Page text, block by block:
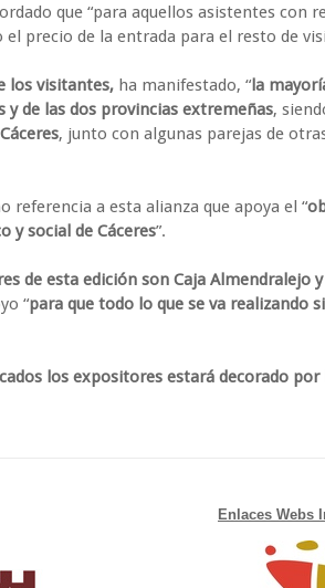
que “para aquellos asistentes con
precio de la entrada para el resto de
los visitantes, ha manifestado, “la
de las dos provincias extremeñas,
, junto con algunas parejas de
referencia a esta alianza que apoya el “
y social de Cáceres”.
de esta edición son Caja Almendralejo
“para que todo lo que se va realizando
los expositores estará decorado
Enlaces Webs